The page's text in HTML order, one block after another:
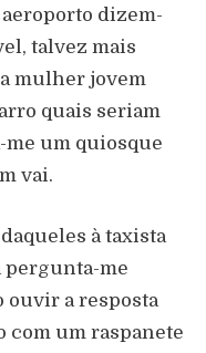
dizem-
talvez mais
mulher jovem
quais seriam
me um quiosque
vai.
à taxista
pergunta-me
ouvir a resposta
com um raspanete